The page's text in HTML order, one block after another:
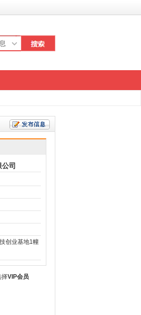
司
创业基地1幢
择VIP会员